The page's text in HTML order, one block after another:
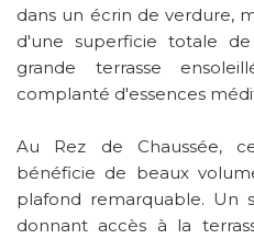
dans un écrin de verdure,
d'une superficie totale
grande terrasse
complanté d'essences
Au Rez de Chaussée,
bénéficie de beaux
plafond remarquable. Un
donnant accès à la